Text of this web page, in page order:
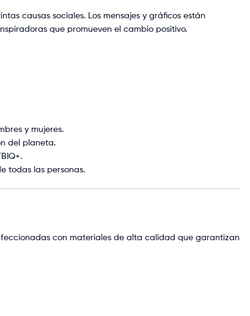
causas sociales. Los mensajes y gráficos están
que promueven el cambio positivo.
y mujeres.
del planeta.
todas las personas.
con materiales de alta calidad que garantizan